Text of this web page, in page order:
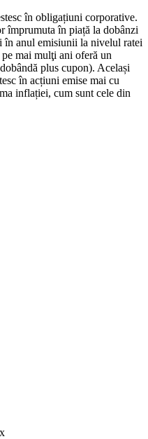
în obligațiuni corporative.
împrumuta în piață la dobânzi
în anul emisiunii la nivelul ratei
mai mulţi ani oferă un
plus cupon). Același
în acțiuni emise mai cu
inflației, cum sunt cele din